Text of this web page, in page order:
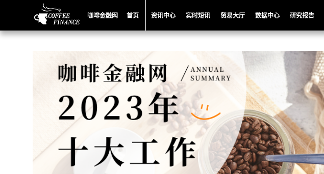
咖啡金融网 首页 资讯中心 实时短讯 贸易大厅 数据中心 研究报告
海南阿柔蔻咖啡有限责任公司
品名：日晒TR4
产地： 越南
Vietnam Minudo Farm
品名：蜜处理TR4
产地：越南
庄园： Vietnam Minudo Farm